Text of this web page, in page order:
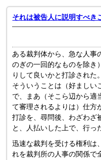
それは被告人に説明すべき
ある裁判体から、急な人事
のぎの一回的なものを除き
りして良いかと打診された。
そういうことは（好ましい
で、まあ（そこら辺から適
て審理されるよりは）仕方
打診を、尋問後、わざわざ
と、人払いした上で、行っ
迅速な裁判を受ける権利は
れを裁判所の人事の関係で